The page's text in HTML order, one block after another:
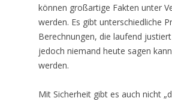
können großartige Fakten unter
werden. Es gibt unterschiedliche
Berechnungen, die laufend
jedoch niemand heute sagen
werden.
Mit Sicherheit gibt es auch nicht